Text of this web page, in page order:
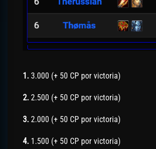
1. 3.000 (+ 50 CP por victoria)
2. 2.500 (+ 50 CP por victoria)
3. 2.000 (+ 50 CP por victoria)
4. 1.500 (+ 50 CP por victoria)